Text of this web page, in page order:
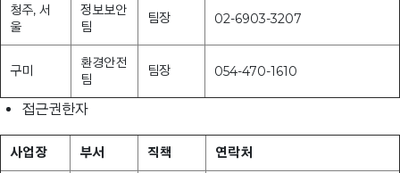
청주, 서
울
정보보안
팀
팀장 02-6903-3207
구미
환경안전
팀
팀장 054-470-1610
접근권한자
사업장 부서 직책 연락처